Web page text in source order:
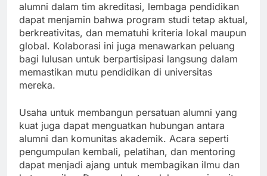
alumni dalam tim akreditasi, lembaga pendidikan
dapat menjamin bahwa program studi tetap aktual,
berkreativitas, dan mematuhi kriteria lokal maupun
global. Kolaborasi ini juga menawarkan peluang
bagi lulusan untuk berpartisipasi langsung dalam
memastikan mutu pendidikan di universitas
mereka.
Usaha untuk membangun persatuan alumni yang
kuat juga dapat menguatkan hubungan antara
alumni dan komunitas akademik. Acara seperti
pengumpulan kembali, pelatihan, dan mentoring
dapat menjadi ajang untuk membagikan ilmu dan